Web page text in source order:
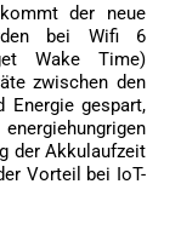
der neue
bei Wifi 6
Wake Time)
zwischen den
Energie gespart,
der Akkulaufzeit
Vorteil bei IoT-